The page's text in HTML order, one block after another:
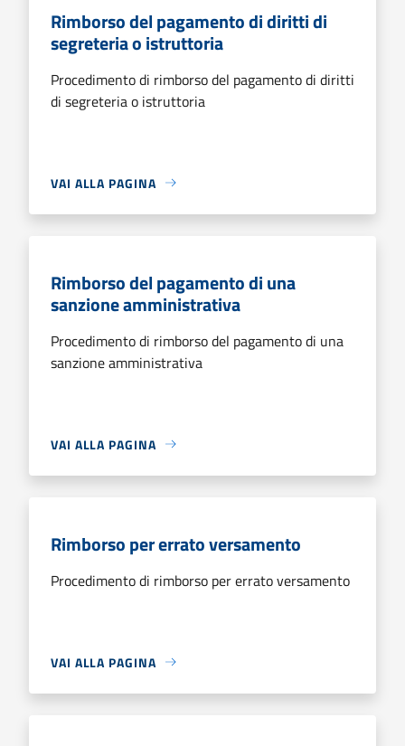
Rimborso del pagamento di diritti di
segreteria o istruttoria
Procedimento di rimborso del pagamento di diritti
di segreteria o istruttoria
VAI ALLA PAGINA
Rimborso del pagamento di una
sanzione amministrativa
Procedimento di rimborso del pagamento di una
sanzione amministrativa
VAI ALLA PAGINA
Rimborso per errato versamento
Procedimento di rimborso per errato versamento
VAI ALLA PAGINA